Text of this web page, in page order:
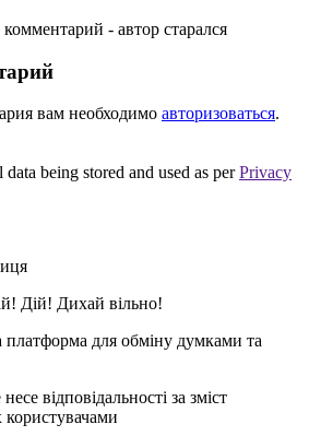
- автор старался
вам необходимо авторизоваться.
being stored and used as perPrivacy
Дій! Дихай вільно!
платформа для обміну думками та
відповідальності за зміст
користувачами